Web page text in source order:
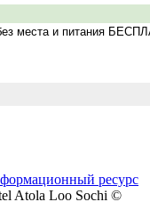
ресурс
Atola Loo Sochi ©